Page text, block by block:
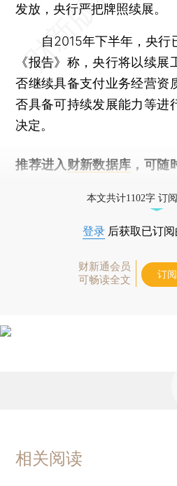
发放，央行严把牌照续展。
自2015年下半年，央行已
《报告》称，央行将以续
否继续具备支付业务经营资
否具备可持续发展能力等进
决定。
推荐进入 财新数据库 ，可随
本文共计1102字 订
登录 后获取已订
财新通会员
可畅读全文
订
相关阅读